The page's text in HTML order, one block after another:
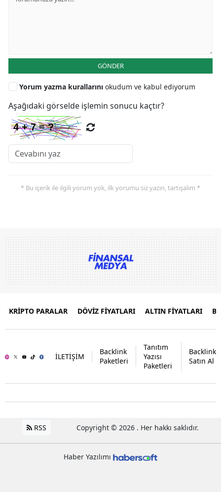
GÖNDER
Yorum yazma kurallarını okudum ve kabul ediyorum
Aşağıdaki görselde işlemin sonucu kaçtır?
* Bu içerik ile ilgili yorum yok, ilk yorumu siz yazın, tartışalım *
KRİPTO PARALAR DÖVİZ FİYATLARI ALTIN FİYATLARI
İLETİŞİM
Backlink
Paketleri
Tanıtım
Yazısı
Paketleri
Backlink
Satın Al
RSS Copyright © 2026 . Her hakkı saklıdır.
Haber Yazılımı